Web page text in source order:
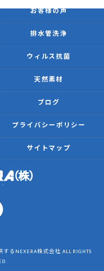
お客様の声
排水管洗浄
ウィルス抗菌
天然素材
ブログ
プライバシーポリシー
サイトマップ
るNEXERA株式会社 ALL RIGHTS